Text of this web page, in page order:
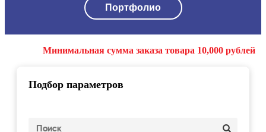
Портфолио
Минимальная сумма заказа товара 10,000 рублей
Подбор параметров